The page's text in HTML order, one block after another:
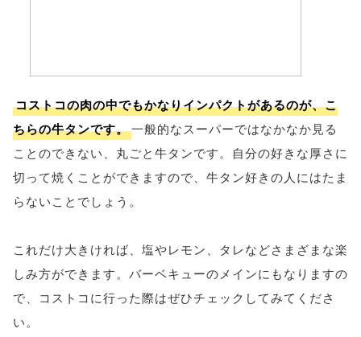
コストコの肉の中でもかなりインパクトがあるのが、こ
ちらの牛タンです。一般的なスーパーではなかなか見る
ことのできない、丸ごと牛タンです。自分の好きな厚さに
切って焼くことができますので、牛タン好きの人にはたま
らないことでしょう。
これだけ大きければ、塩やレモン、タレなどさまざまな楽
しみ方ができます。バーベキューのメインにもなりますの
で、コストコに行った際はぜひチェックしてみてくださ
い。